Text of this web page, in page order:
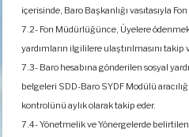
içerisinde, Baro Başkanlığı vasıtasıyla
7.2- Fon Müdürlüğünce, Üyelere
yardımların ilgililere ulaştırılmasını takip
7.3- Baro hesabına gönderilen sosyal
belgeleri SDD-Baro SYDF Modülü
kontrolünü aylık olarak takip eder.
7.4- Yönetmelik ve Yönergelerde